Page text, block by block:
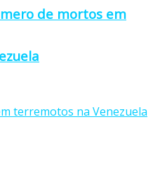
de mortos em